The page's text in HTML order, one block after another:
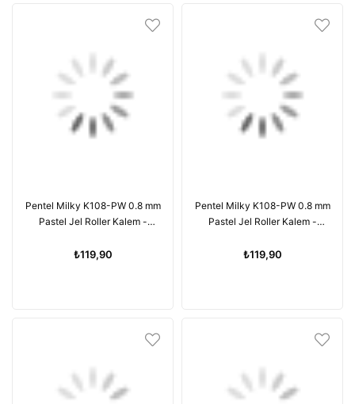
Pentel Milky K108-PW 0.8 mm
Pastel Jel Roller Kalem -
₺119,90
Pentel Milky K108-PW 0.8 mm
Pastel Jel Roller Kalem -
₺119,90